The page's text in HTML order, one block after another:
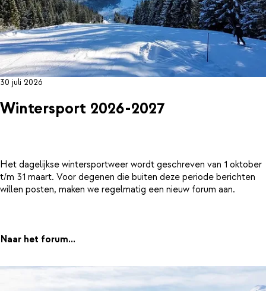
30 juli 2026
Wintersport 2026-2027
Het dagelijkse wintersportweer wordt geschreven van 1 oktober
t/m 31 maart. Voor degenen die buiten deze periode berichten
willen posten, maken we regelmatig een nieuw forum aan.
Naar het forum...